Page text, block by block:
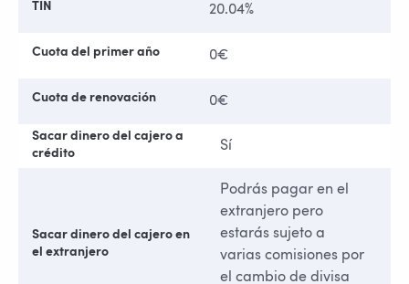
TIN 20.04%
Cuota del primer año 0€
Cuota de renovación 0€
Sacar dinero del cajero a
crédito
Sí
Sacar dinero del cajero en
el extranjero
Podrás pagar en el
extranjero pero
estarás sujeto a
varias comisiones por
el cambio de divisa